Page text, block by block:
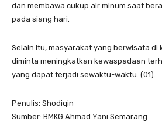
dan membawa cukup air minum saat
pada siang hari.
Selain itu, masyarakat yang berwisata di
diminta meningkatkan kewaspadaan
yang dapat terjadi sewaktu-waktu. (01).
Penulis: Shodiqin
Sumber: BMKG Ahmad Yani Semarang